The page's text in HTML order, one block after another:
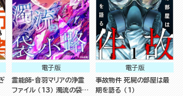
電子版
霊能師・音羽マリアの浄霊
ファイル （13） 濁流の袋小
電子版
事故物件 死屍の部屋は最
期を語る （1）